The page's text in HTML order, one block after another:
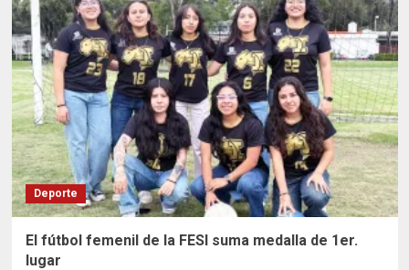
Deporte
El fútbol femenil de la FESI suma medalla de 1er.
lugar